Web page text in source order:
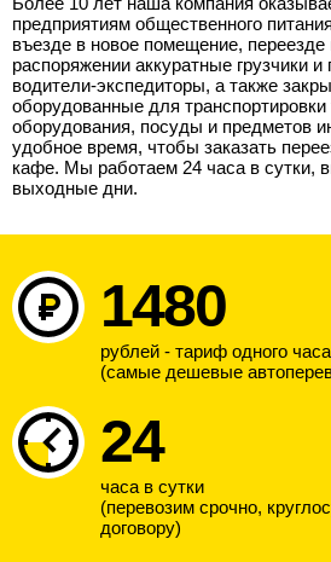
предприятиям общественного
въезде в новое помещение,
распоряжении аккуратные грузчики
водители-экспедиторы, а также
оборудованные для транспортировки
оборудования, посуды и предметов
удобное время, чтобы заказать
кафе. Мы работаем 24 часа в сутки,
выходные дни.
1480
рублей - тариф одного
(самые дешевые
24
часа в сутки
(перевозим срочно,
договору)